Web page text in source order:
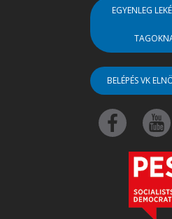
EGYENLEG
BELÉPÉS VK